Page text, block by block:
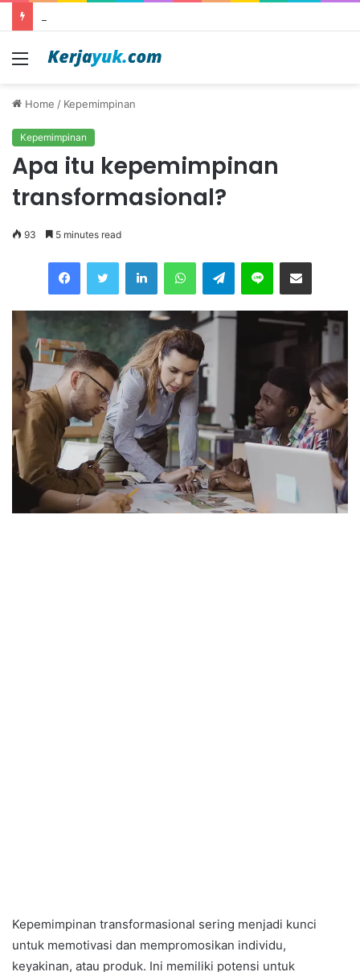
Menu
Home / Kepemimpinan
Kepemimpinan
Apa itu kepemimpinan
transformasional?
93 5 minutes read
Telegram
Kepemimpinan transformasional sering menjadi kunci
untuk memotivasi dan mempromosikan individu,
keyakinan, atau produk. Ini memiliki potensi untuk